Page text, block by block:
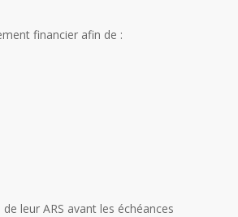
financier afin de :
leur ARS avant les échéances